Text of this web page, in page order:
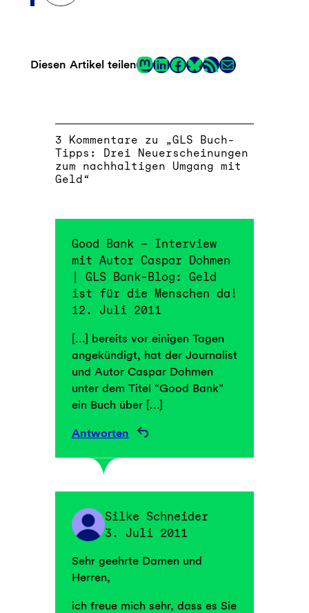
Diesen Artikel teilenMastodon
LinkedIn
Facebook
LinkRSS-Feed
E-Mail
3 Kommentare zu „GLS Buch-
Tipps: Drei Neuerscheinungen
zum nachhaltigen Umgang mit
Geld“
Good Bank – Interview
mit Autor Caspar Dohmen
| GLS Bank-Blog: Geld
ist für die Menschen da!
12. Juli 2011
[…] bereits vor einigen Tagen
angekündigt, hat der Journalist
und Autor Caspar Dohmen
unter dem Titel “Good Bank”
ein Buch über […]
Antworten
Silke Schneider
3. Juli 2011
Sehr geehrte Damen und
Herren,
ich freue mich sehr, dass es Sie